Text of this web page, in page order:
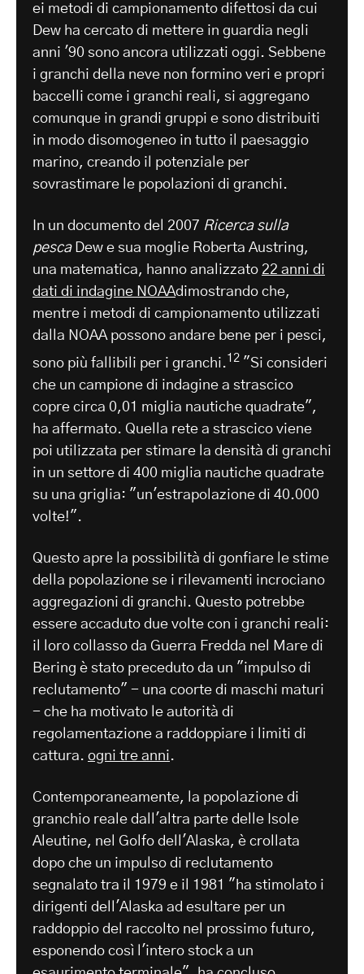
ei metodi di campionamento difettosi da cui
Dew ha cercato di mettere in guardia negli
anni '90 sono ancora utilizzati oggi. Sebbene
i granchi della neve non formino veri e propri
baccelli come i granchi reali, si aggregano
comunque in grandi gruppi e sono distribuiti
in modo disomogeneo in tutto il paesaggio
marino, creando il potenziale per
sovrastimare le popolazioni di granchi.
In un documento del 2007 Ricerca sulla
pescaDew e sua moglie Roberta Austring,
una matematica, hanno analizzato 22 anni di
dati di indagine NOAAdimostrando che,
mentre i metodi di campionamento utilizzati
dalla NOAA possono andare bene per i pesci,
sono più fallibili per i granchi.12 "Si consideri
che un campione di indagine a strascico
copre circa 0,01 miglia nautiche quadrate",
ha affermato. Quella rete a strascico viene
poi utilizzata per stimare la densità di granchi
in un settore di 400 miglia nautiche quadrate
su una griglia: "un'estrapolazione di 40.000
volte!".
Questo apre la possibilità di gonfiare le stime
della popolazione se i rilevamenti incrociano
aggregazioni di granchi. Questo potrebbe
essere accaduto due volte con i granchi reali:
il loro collasso da Guerra Fredda nel Mare di
Bering è stato preceduto da un "impulso di
reclutamento" - una coorte di maschi maturi
- che ha motivato le autorità di
regolamentazione a raddoppiare i limiti di
cattura. ogni tre anni.
Contemporaneamente, la popolazione di
granchio reale dall'altra parte delle Isole
Aleutine, nel Golfo dell'Alaska, è crollata
dopo che un impulso di reclutamento
segnalato tra il 1979 e il 1981 "ha stimolato i
dirigenti dell'Alaska ad esultare per un
raddoppio del raccolto nel prossimo futuro,
esponendo così l'intero stock a un